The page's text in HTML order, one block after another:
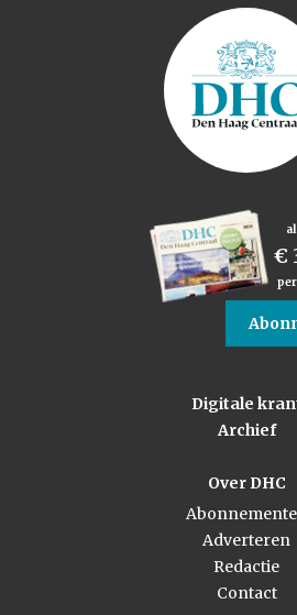
€
Digitale
Archief
Over DHC
Adverteren
Redactie
Contact